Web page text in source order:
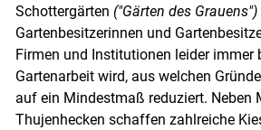
Schottergärten ("Gärten des Grauens")
Gartenbesitzerinnen und
Firmen und Institutionen leider immer
Gartenarbeit wird, aus welchen
auf ein Mindestmaß reduziert. Neben
Thujenhecken schaffen zahlreiche